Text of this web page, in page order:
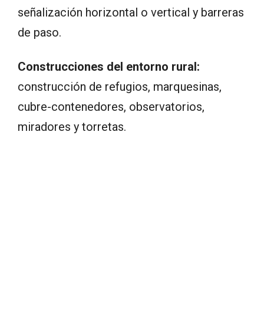
señalización horizontal o vertical y barreras
de paso.
Construcciones del entorno rural:
construcción de refugios, marquesinas,
cubre-contenedores, observatorios,
miradores y torretas.